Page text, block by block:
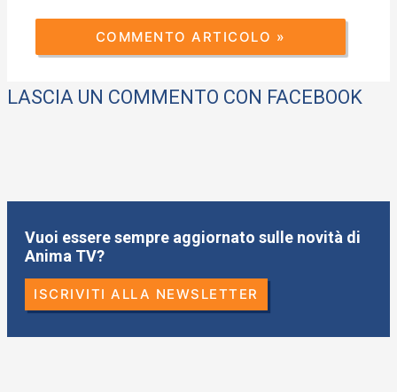
LASCIA UN COMMENTO CON FACEBOOK
Vuoi essere sempre aggiornato sulle novità di
Anima TV?
ISCRIVITI ALLA NEWSLETTER